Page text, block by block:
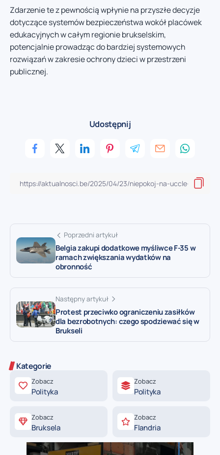
Zdarzenie te z pewnością wpłynie na przyszłe decyzje
dotyczące systemów bezpieczeństwa wokół placówek
edukacyjnych w całym regionie brukselskim,
potencjalnie prowadząc do bardziej systemowych
rozwiązań w zakresie ochrony dzieci w przestrzeni
publicznej.
Udostępnij
Poprzedni artykuł
Belgia zakupi dodatkowe myśliwce F-35 w
ramach zwiększania wydatków na
obronność
Następny artykuł
Protest przeciwko ograniczeniu zasiłków
dla bezrobotnych: czego spodziewać się w
Brukseli
Kategorie
Zobacz
Polityka
Zobacz
Polityka
Zobacz
Bruksela
Zobacz
Flandria